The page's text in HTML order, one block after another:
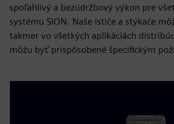
spoľahlivý a bezúdržbový výkon pre
systému SION. Naše ističe a stýkače
takmer vo všetkých aplikáciách
môžu byť prispôsobené špecifickým